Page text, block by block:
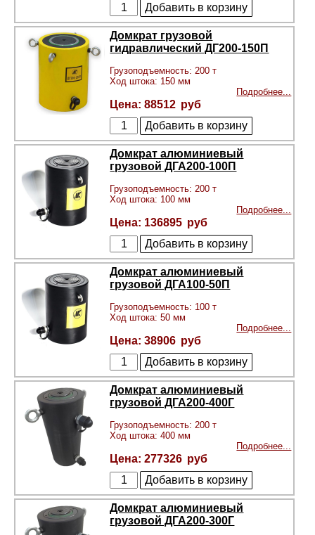
Домкрат грузовой
гидравлический ДГ200-150П
Грузоподъемность: 200 т
Ход штока: 150 мм
Подробнее...
88512
Домкрат алюминиевый
грузовой ДГА200-100П
Грузоподъемность: 200 т
Ход штока: 100 мм
Подробнее...
136895
Домкрат алюминиевый
грузовой ДГА100-50П
Грузоподъемность: 100 т
Ход штока: 50 мм
Подробнее...
38906
Домкрат алюминиевый
грузовой ДГА200-400Г
Грузоподъемность: 200 т
Ход штока: 400 мм
Подробнее...
277326
Домкрат алюминиевый
грузовой ДГА200-300Г